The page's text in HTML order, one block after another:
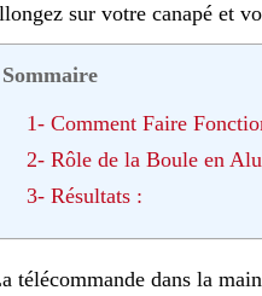
sur votre canapé et
Sommaire
1- Comment Faire
2- Rôle de la Boule en
3- Résultats :
télécommande dans la